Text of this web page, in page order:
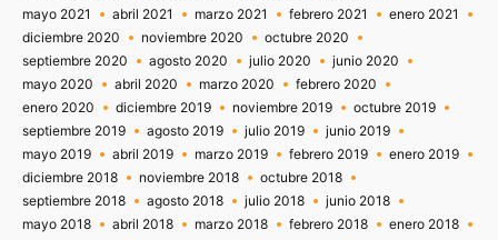
mayo 2021
abril 2021 marzo 2021 febrero 2021
enero 2021
diciembre 2020
noviembre 2020
octubre 2020
septiembre 2020
agosto 2020 julio 2020
junio 2020
mayo 2020
abril 2020 marzo 2020
febrero 2020
enero 2020
diciembre 2019 noviembre 2019
octubre 2019
septiembre 2019
agosto 2019 julio 2019
junio 2019
mayo 2019
abril 2019 marzo 2019 febrero 2019
enero 2019
diciembre 2018
noviembre 2018
octubre 2018
septiembre 2018
agosto 2018 julio 2018
junio 2018
mayo 2018
abril 2018 marzo 2018 febrero 2018
enero 2018